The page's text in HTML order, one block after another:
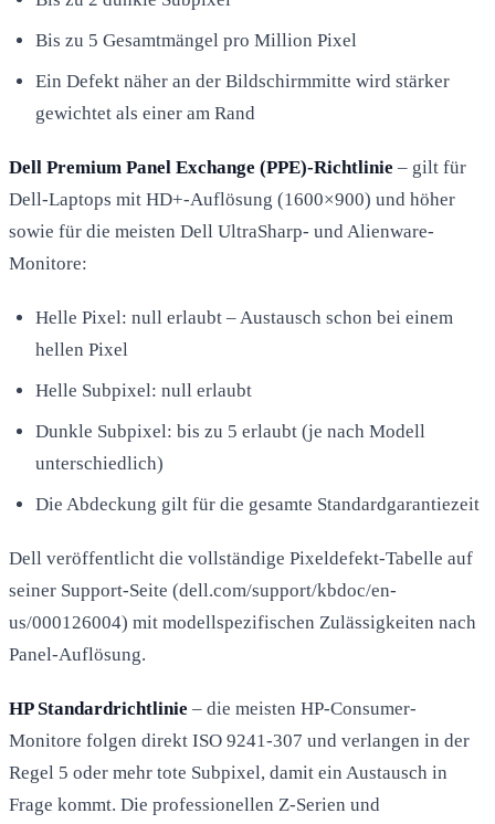
Bis zu 5 Gesamtmängel pro Million Pixel
Ein Defekt näher an der Bildschirmmitte wird stärker
gewichtet als einer am Rand
Dell Premium Panel Exchange (PPE)-Richtlinie – gilt für
Dell-Laptops mit HD+-Auflösung (1600×900) und höher
sowie für die meisten Dell UltraSharp- und Alienware-
Monitore:
Helle Pixel: null erlaubt – Austausch schon bei einem
hellen Pixel
Helle Subpixel: null erlaubt
Dunkle Subpixel: bis zu 5 erlaubt (je nach Modell
unterschiedlich)
Die Abdeckung gilt für die gesamte Standardgarantiezeit
Dell veröffentlicht die vollständige Pixeldefekt-Tabelle auf
seiner Support-Seite (dell.com/support/kbdoc/en-
us/000126004) mit modellspezifischen Zulässigkeiten nach
Panel-Auflösung.
HP Standardrichtlinie – die meisten HP-Consumer-
Monitore folgen direkt ISO 9241-307 und verlangen in der
Regel 5 oder mehr tote Subpixel, damit ein Austausch in
Frage kommt. Die professionellen Z-Serien und